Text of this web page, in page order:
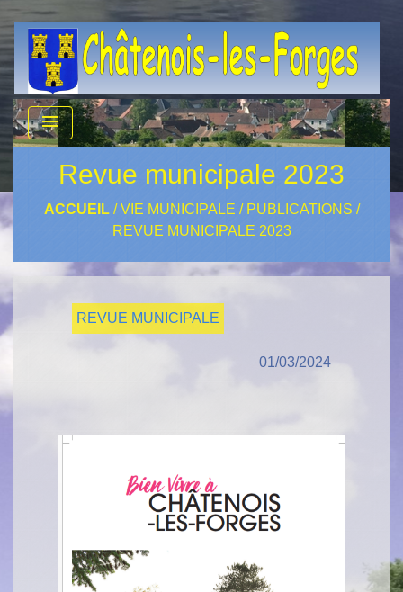
menu
Revue municipale 2023
ACCUEIL/VIE MUNICIPALE / PUBLICATIONS /
REVUE MUNICIPALE 2023
REVUE MUNICIPALE
01/03/2024